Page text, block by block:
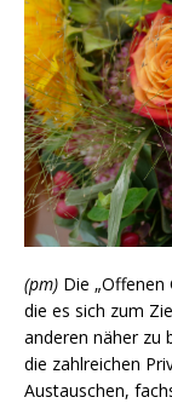
(pm) Die „Offenen
die es sich zum
anderen näher zu
die zahlreichen
Austauschen,